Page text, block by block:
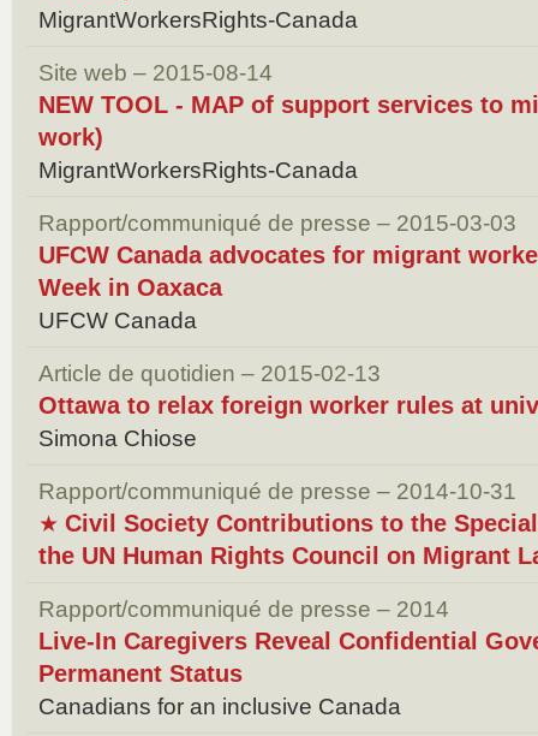
MigrantWorkersRights-Canada
Site web – 2015-08-14
NEW TOOL - MAP of support services to
work)
MigrantWorkersRights-Canada
Rapport/communiqué de presse – 2015-03-03
UFCW Canada advocates for migrant
Week in Oaxaca
UFCW Canada
Article de quotidien – 2015-02-13
Ottawa to relax foreign worker rules at
Simona Chiose
Rapport/communiqué de presse – 2014-10-31
★ Civil Society Contributions to the
the UN Human Rights Council on Migrant
Rapport/communiqué de presse – 2014
Live-In Caregivers Reveal Confidential
Permanent Status
Canadians for an inclusive Canada